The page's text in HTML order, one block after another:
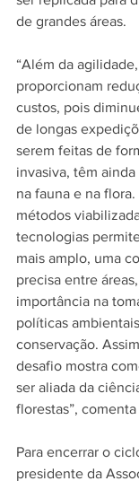
de grandes áreas.
“Além da
proporcionam
custos, pois
de longas
serem feitas de
invasiva, têm
na fauna e na
métodos
tecnologias
mais amplo, uma
precisa entre
importância na
políticas
conservação.
desafio mostra
ser aliada da
florestas”,
Para encerrar o
presidente da